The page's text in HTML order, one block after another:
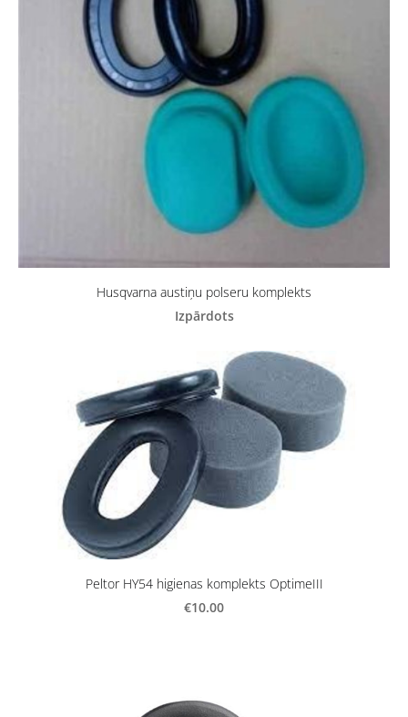
Husqvarna austiņu polseru komplekts
Izpārdots
Peltor HY54 higienas komplekts OptimeIII
€10.00